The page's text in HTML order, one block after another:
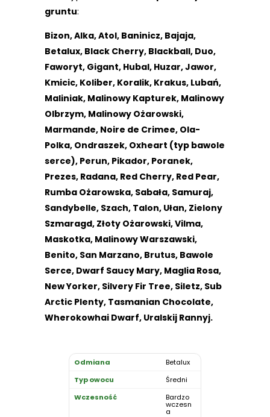
gruntu:
Bizon, Alka, Atol, Baninicz, Bajaja,
Betalux, Black Cherry, Blackball, Duo,
Faworyt, Gigant, Hubal, Huzar, Jawor,
Kmicic, Koliber, Koralik, Krakus, Lubań,
Maliniak, Malinowy Kapturek, Malinowy
Olbrzym, Malinowy Ożarowski,
Marmande, Noire de Crimee, Ola-
Polka, Ondraszek, Oxheart (typ bawole
serce), Perun, Pikador, Poranek,
Prezes, Radana, Red Cherry, Red Pear,
Rumba Ożarowska, Sabała, Samuraj,
Sandybelle, Szach, Talon, Ułan, Zielony
Szmaragd, Złoty Ożarowski, Vilma,
Maskotka, Malinowy Warszawski,
Benito, San Marzano, Brutus, Bawole
Serce, Dwarf Saucy Mary, Maglia Rosa,
New Yorker, Silvery Fir Tree, Siletz, Sub
Arctic Plenty, Tasmanian Chocolate,
Wherokowhai Dwarf, Uralskij Rannyj.
Betalux
Średni
Bardzo
wczesn
a